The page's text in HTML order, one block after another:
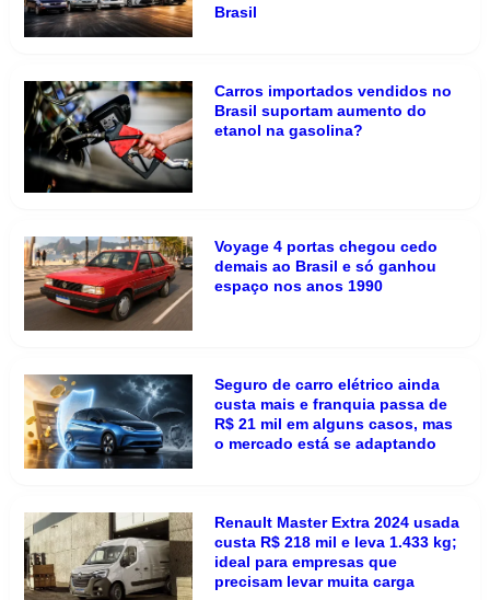
Brasil
Carros importados vendidos no
Brasil suportam aumento do
etanol na gasolina?
Voyage 4 portas chegou cedo
demais ao Brasil e só ganhou
espaço nos anos 1990
Seguro de carro elétrico ainda
custa mais e franquia passa de
R$ 21 mil em alguns casos, mas
o mercado está se adaptando
Renault Master Extra 2024 usada
custa R$ 218 mil e leva 1.433 kg;
ideal para empresas que
precisam levar muita carga